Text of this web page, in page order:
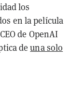
los
en la película
de OpenAI
deuna solo